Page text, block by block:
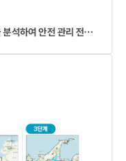
지역별 사고 현황과 놀이기구 점검 기록을 분석하여 안전 관리 전략 수집 강화 및 놀이기구 설치에 활용